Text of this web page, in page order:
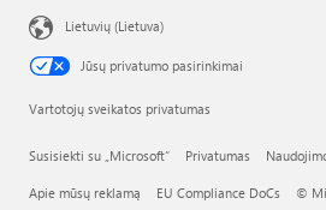
Lietuvių (Lietuva)
Jūsų privatumo pasirinkimai
Vartotojų sveikatos privatumas
Susisiekti su „Microsoft“ Privatumas
Apie mūsų reklamą EU Compliance DoCs ©